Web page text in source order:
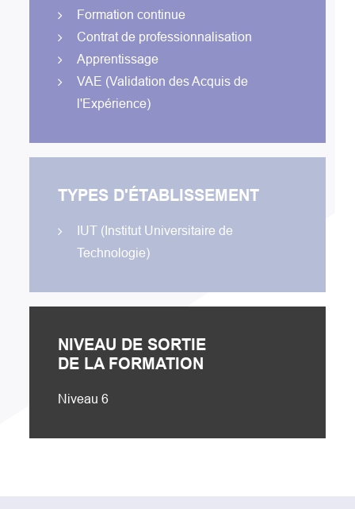
Formation continue
Contrat de professionnalisation
Apprentissage
VAE (Validation des Acquis de
l'Expérience)
TYPES D'ÉTABLISSEMENT
IUT (Institut Universitaire de
Technologie)
NIVEAU DE SORTIE
DE LA FORMATION
Niveau 6